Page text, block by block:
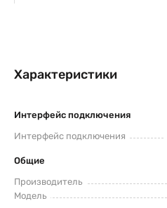
Характеристики
Интерфейс подключения
Интерфейс подключения
Общие
Производитель
Модель